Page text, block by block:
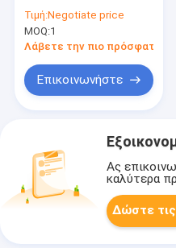
σε πολλαπλά
κανάλια
Τιμή:Negotiate price
MOQ:1
Λάβετε την πιο πρόσφατη
Επικοινωνήστε
Ας
καλύτερα
Δώστε